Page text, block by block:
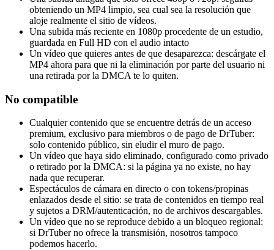
obteniendo un MP4 limpio, sea cual sea la resolución que
aloje realmente el sitio de vídeos.
Una subida más reciente en 1080p procedente de un estudio,
guardada en Full HD con el audio intacto
Un vídeo que quieres antes de que desaparezca: descárgate el
MP4 ahora para que ni la eliminación por parte del usuario ni
una retirada por la DMCA te lo quiten.
No compatible
Cualquier contenido que se encuentre detrás de un acceso
premium, exclusivo para miembros o de pago de DrTuber:
solo contenido público, sin eludir el muro de pago.
Un vídeo que haya sido eliminado, configurado como privado
o retirado por la DMCA: si la página ya no existe, no hay
nada que recuperar.
Espectáculos de cámara en directo o con tokens/propinas
enlazados desde el sitio: se trata de contenidos en tiempo real
y sujetos a DRM/autenticación, no de archivos descargables.
Un vídeo que no se reproduce debido a un bloqueo regional:
si DrTuber no ofrece la transmisión, nosotros tampoco
podemos hacerlo.